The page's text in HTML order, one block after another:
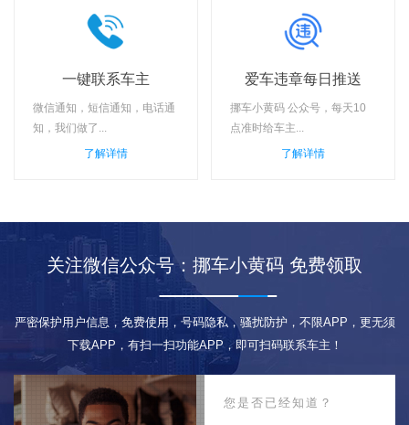
一键联系车主
微信通知，短信通知，电话通
知，我们做了...
了解详情
爱车违章每日推送
挪车小黄码 公众号，每天10
点准时给车主...
了解详情
关注微信公众号：挪车小黄码 免费领取
严密保护用户信息，免费使用，号码隐私，骚扰防护，不限APP，更无须
下载APP，有扫一扫功能APP，即可扫码联系车主！
您是否已经知道？